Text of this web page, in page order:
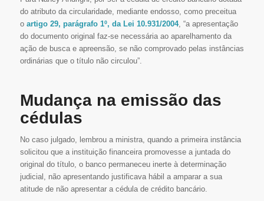
do atributo da circularidade, mediante endosso, como preceitua
o artigo 29, parágrafo 1º, da Lei 10.931/2004, “a apresentação
do documento original faz-se necessária ao aparelhamento da
ação de busca e apreensão, se não comprovado pelas instâncias
ordinárias que o título não circulou”.
Mudança na emissão das
cédulas
No caso julgado, lembrou a ministra, quando a primeira instância
solicitou que a instituição financeira promovesse a juntada do
original do título, o banco permaneceu inerte à determinação
judicial, não apresentando justificava hábil a amparar a sua
atitude de não apresentar a cédula de crédito bancário.